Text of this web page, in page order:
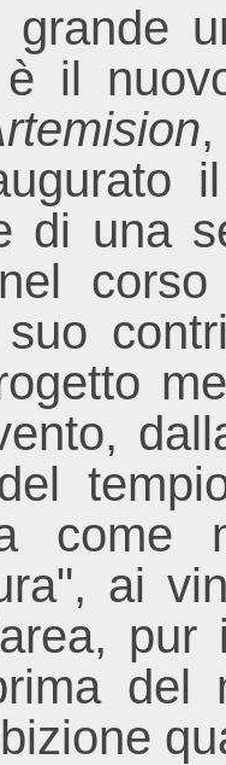
il
di una
come
ai
pur
del